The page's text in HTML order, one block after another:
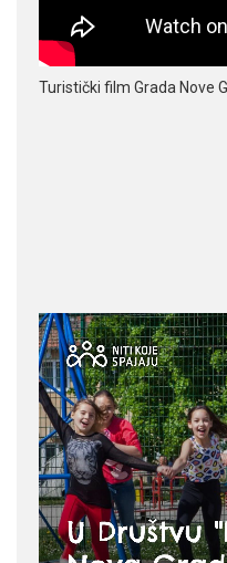
Turistički film Grada Nove